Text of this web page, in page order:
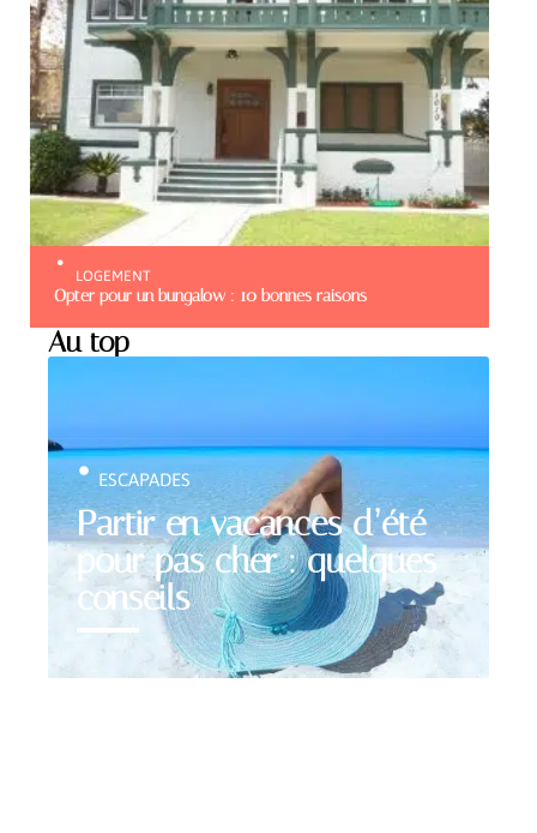
LOGEMENT
Opter pour un bungalow : 10 bonnes raisons
Au top
Partir en vacances d’été
pour pas cher : quelques
conseils
ESCAPADES